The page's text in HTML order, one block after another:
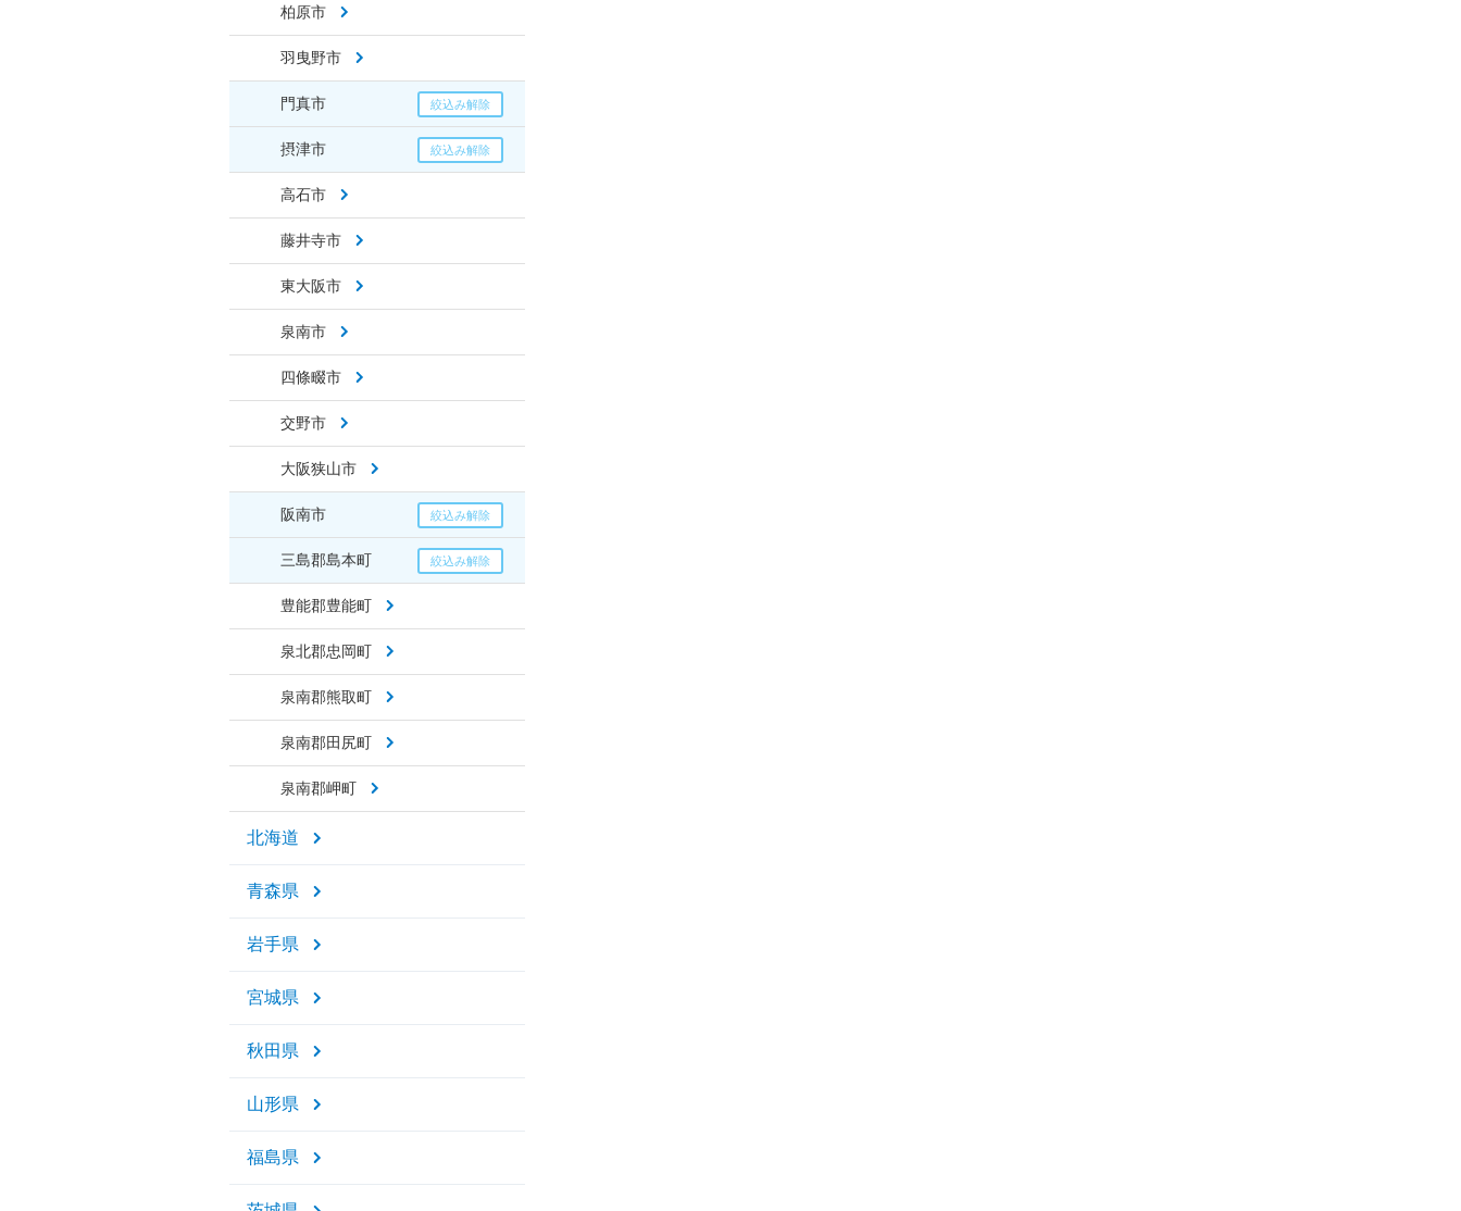
柏原市
羽曳野市
門真市
摂津市
高石市
藤井寺市
東大阪市
泉南市
四條畷市
交野市
大阪狭山市
阪南市
三島郡島本町
豊能郡豊能町
泉北郡忠岡町
泉南郡熊取町
泉南郡田尻町
泉南郡岬町
北海道
青森県
岩手県
宮城県
秋田県
山形県
福島県